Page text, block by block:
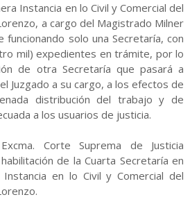
Instancia en lo Civil y Comercial del
a cargo del Magistrado Milner
funcionando solo una Secretaría, con
mil) expedientes en trámite, por lo
de otra Secretaría que pasará a
Juzgado a su cargo, a los efectos de
distribución del trabajo y de
a los usuarios de justicia.
Corte Suprema de Justicia
de la Cuarta Secretaría en
en lo Civil y Comercial del